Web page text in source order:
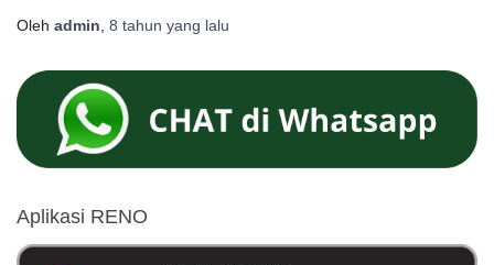
Oleh admin 8 tahun yang lalu
Aplikasi RENO